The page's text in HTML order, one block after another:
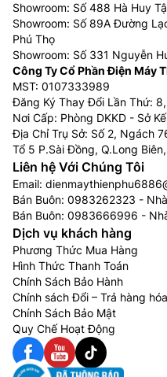
Showroom: Số 488 Hà Huy
Showroom: Số 89A Đường
Phú Thọ
Showroom: Số 331 Nguyễn
Công Ty Cổ Phần Điện Máy
MST: 0107333989
Đăng Ký Thay Đổi Lần Thứ:
Nơi Cấp: Phòng DKKD - Sở
Địa Chỉ Trụ Sở: Số 2, Ngách
Tổ 5 P.Sài Đồng, Q.Long
Liên hệ Với Chúng Tôi
Email:
Bán Buôn: 0983262323 -
Bán Buôn: 0983666996 -
Dịch vụ khách hàng
Phương Thức Mua Hàng
Hình Thức Thanh Toán
Chính Sách Bảo Hành
Chính sách Đổi – Trả hàng hóa
Chính Sách Bảo Mật
Quy Chế Hoạt Động